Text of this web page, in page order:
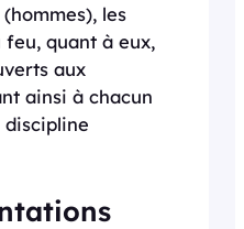
les
feu, quant à eux,
aux
ainsi à chacun
discipline